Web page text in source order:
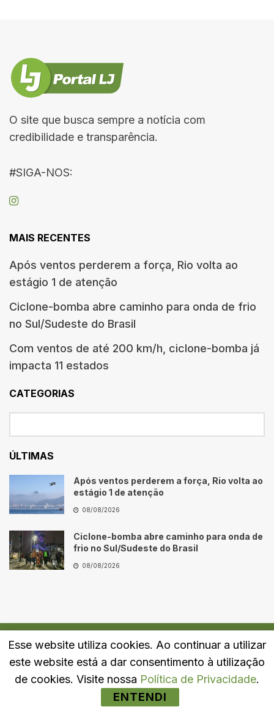
O site que busca sempre a notícia com
credibilidade e transparência.
#SIGA-NOS:
MAIS RECENTES
Após ventos perderem a força, Rio volta ao
estágio 1 de atenção
Ciclone-bomba abre caminho para onda de frio
no Sul/Sudeste do Brasil
Com ventos de até 200 km/h, ciclone-bomba já
impacta 11 estados
CATEGORIAS
ÚLTIMAS
Após ventos perderem a força, Rio volta ao
estágio 1 de atenção
08/08/2026
Ciclone-bomba abre caminho para onda de
frio no Sul/Sudeste do Brasil
08/08/2026
Quem Somos Fale Conosco Política de Privacidade
Esse website utiliza cookies. Ao continuar a utilizar
este website está a dar consentimento à utilização
de cookies. Visite nossa Política de Privacidade.
ENTENDI